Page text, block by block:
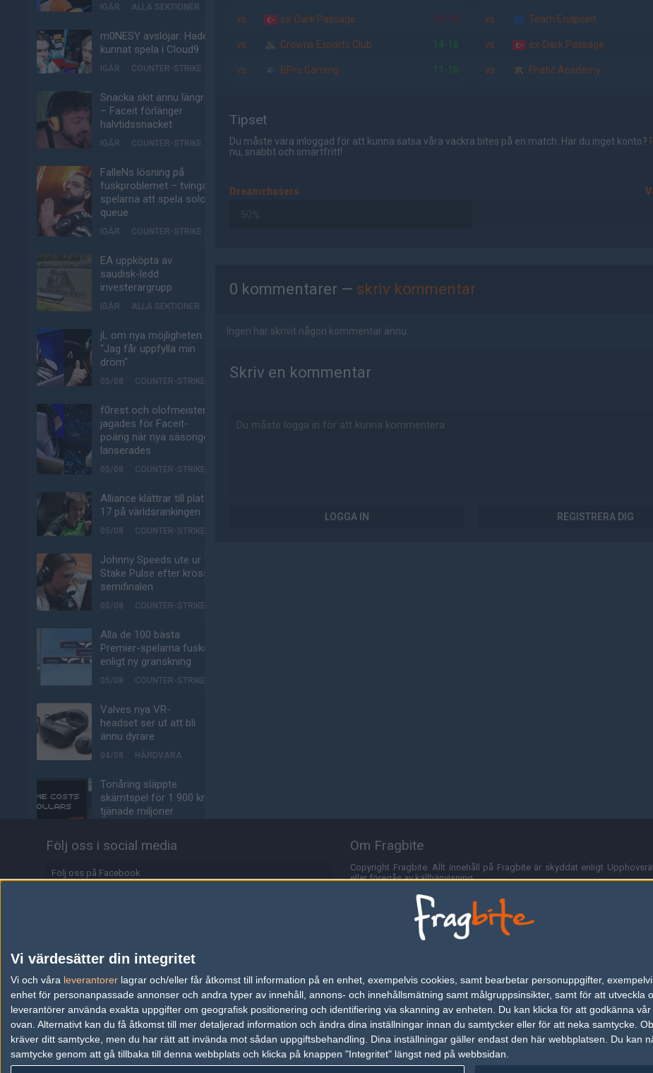
Vi värdesätter din integritet
Vi och våra leverantorer lagrar och/eller får åtkomst till information på en enhet, exempelvis cookies, samt bearbetar personuppgifter,
enhet för personanpassade annonser och andra typer av innehåll, annons- och innehållsmätning samt målgruppsinsikter, samt för att utveckla
leverantörer använda exakta uppgifter om geografisk positionering och identifiering via skanning av enheten. Du kan klicka för att godkänna
ovan. Alternativt kan du få åtkomst till mer detaljerad information och ändra dina inställningar innan du samtycker eller för att neka samtycke.
kräver ditt samtycke, men du har rätt att invända mot sådan uppgiftsbehandling. Dina inställningar gäller endast den här webbplatsen. Du kan
samtycke genom att gå tillbaka till denna webbplats och klicka på knappen "Integritet" längst ned på webbsidan.
IGÅR ALLA SEKTIONER
m0NESY avslöjar: Hade
kunnat spela i Cloud9
IGÅR COUNTER-STRIKE
Snacka skit ännu längre
– Faceit förlänger
halvtidssnacket
IGÅR COUNTER-STRIKE
FalleNs lösning på
fuskproblemet – tvinga
spelarna att spela solo-
queue
IGÅR COUNTER-STRIKE
EA uppköpta av
saudisk-ledd
investerargrupp
IGÅR ALLA SEKTIONER
jL om nya möjligheten:
"Jag får uppfylla min
dröm"
05/08 COUNTER-STRIKE
f0rest och olofmeister
jagades för Faceit-
poäng när nya säsongen
lanserades
05/08 COUNTER-STRIKE
Alliance klättrar till plats
17 på världsrankingen
05/08 COUNTER-STRIKE
Johnny Speeds ute ur
Stake Pulse efter kross i
semifinalen
05/08 COUNTER-STRIKE
Alla de 100 bästa
Premier-spelarna fuskar
enligt ny granskning
05/08 COUNTER-STRIKE
Valves nya VR-
headset ser ut att bli
ännu dyrare
04/08 HÅRDVARA
Tonåring släppte
skämtspel för 1 900 kr –
tjänade miljoner
– hoppar in för nyblivna
Cup
04/08 COUNTER-STRIKE
Johnny Speeds klara för
semifinal i LAN:et efter
kross mot SHiNE
04/08 COUNTER-STRIKE
vs. ex-Dark Passage 10-16
vs. Crowns Esports Club 14-16
vs. BPro Gaming 11-16
vs. Team Endpoint
vs. ex-Dark Passage
vs. Fnatic Academy
Tipset
Du måste vara inloggad för att kunna satsa våra vackra bites på en match. Har du inget konto?
nu, snabbt och smärtfritt!
Dreamchasers
50%
0 kommentarer — skriv kommentar
Ingen har skrivit någon kommentar ännu.
Skriv en kommentar
LOGGA IN REGISTRERA DIG
Följ oss i social media
Följ oss på Facebook
Information
Annonsering
Copyright och Privacy Policy
Användaravtal
Om Fragbite
Copyright Fragbite. Allt innehåll på Fragbite är skyddat enligt
eller föregås av källhänvisning.
Alla åsikter uttryckta på Fragbite representerar varje enskild skribent och
Programmering och design av Fredric Bohlin. För frågor rörande sajten
Fragbite använder cookies för att spara användarspecifik information
omröstningar och för att föra statistik. För att slippa cookies kan du
besöka Fragbite. Den här textraden finns här på grund av lagen om
Annonsering
Är du intresserad av att annonsera på Fragbite,